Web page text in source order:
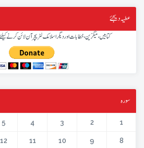
عطیہ دیجئے
کتابیں، میگزین، خطابات اور دیگر اسلامک لٹریچر آن لائن کرنے
سورہ
1
2
3
4
5
8
9
10
11
12